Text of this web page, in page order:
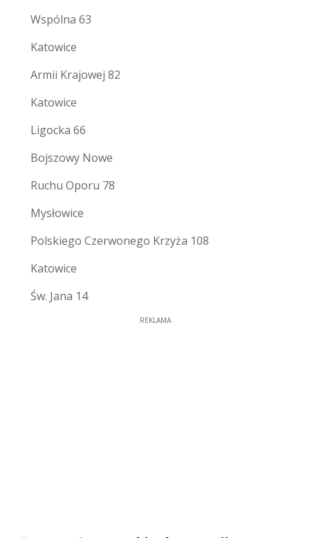
Wspólna 63
Katowice
Armii Krajowej 82
Katowice
Ligocka 66
Bojszowy Nowe
Ruchu Oporu 78
Mysłowice
Polskiego Czerwonego Krzyża 108
Katowice
Św. Jana 14
REKLAMA